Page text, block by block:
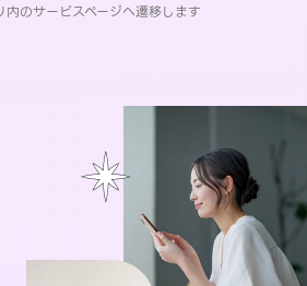
のサービスページへ遷移します